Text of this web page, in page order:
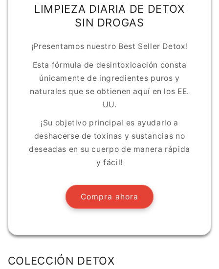
LIMPIEZA DIARIA DE DETOX
SIN DROGAS
¡Presentamos nuestro Best Seller Detox!
Esta fórmula de desintoxicación consta
únicamente de ingredientes puros y
naturales que se obtienen aquí en los EE.
UU.
¡Su objetivo principal es ayudarlo a
deshacerse de toxinas y sustancias no
deseadas en su cuerpo de manera rápida
y fácil!
Compra ahora
COLECCIÓN DETOX